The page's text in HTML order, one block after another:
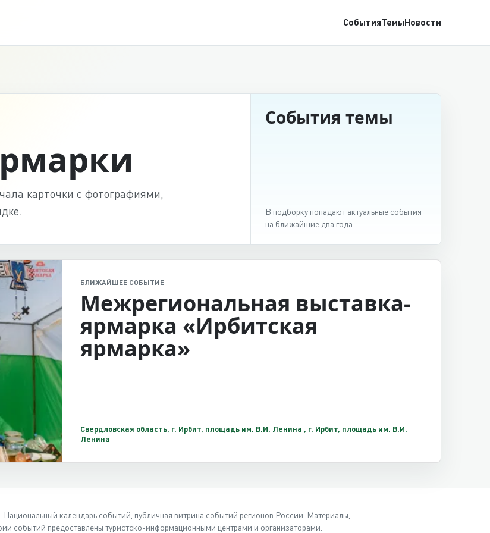
СобытияТемыНовости
карточки с фотографиями,
События темы
В подборку попадают актуальные события
на ближайшие два года.
БЛИЖАЙШЕЕ СОБЫТИЕ
Межрегиональная выставка-
ярмарка «Ирбитская
ярмарка»
Свердловская область, г. Ирбит, площадь им. В.И. Ленина , г. Ирбит, площадь им. В.И.
Ленина
календарь событий, публичная витрина событий регионов России. Материалы,
событий предоставлены туристско-информационными центрами и организаторами.